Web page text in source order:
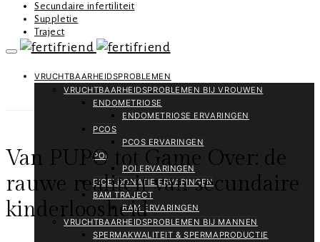
Secundaire infertiliteit
Suppletie
Traject
VRUCHTBAARHEIDSPROBLEMEN
VRUCHTBAARHEIDSPROBLEMEN BIJ VROUWEN
ENDOMETRIOSE
ENDOMETRIOSE ERVARINGEN
PCOS
PCOS ERVARINGEN
POI
POI ERVARINGEN
EICELDONATIE ERVARINGEN
BAM TRAJECT
BAM ERVARINGEN
VRUCHTBAARHEIDSPROBLEMEN BIJ MANNEN
SPERMAKWALITEIT & SPERMAPRODUCTIE
Van PUPO tot Game Over: de
rauwe realiteit van secundaire
kinderloosheid